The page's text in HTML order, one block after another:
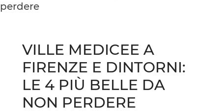
perdere
VILLE MEDICEE A
FIRENZE E DINTORNI:
LE 4 PIÙ BELLE DA
NON PERDERE